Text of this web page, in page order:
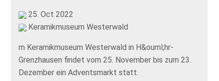
25. Oct 2022
Keramikmuseum Westerwald
m Keramikmuseum Westerwald in H&ouml;hr-
Grenzhausen findet vom 25. November bis zum 23.
Dezember ein Adventsmarkt statt.